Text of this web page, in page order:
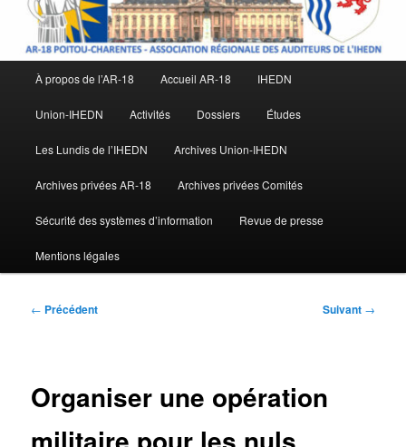
principal
À propos de l’AR-18 Accueil AR-18 IHEDN
Union-IHEDN Activités Dossiers Études
Les Lundis de l’IHEDN Archives Union-IHEDN
Archives privées AR-18 Archives privées Comités
Sécurité des systèmes d’information Revue de presse
Mentions légales
Navigation
← Précédent Suivant →
Organiser une opération